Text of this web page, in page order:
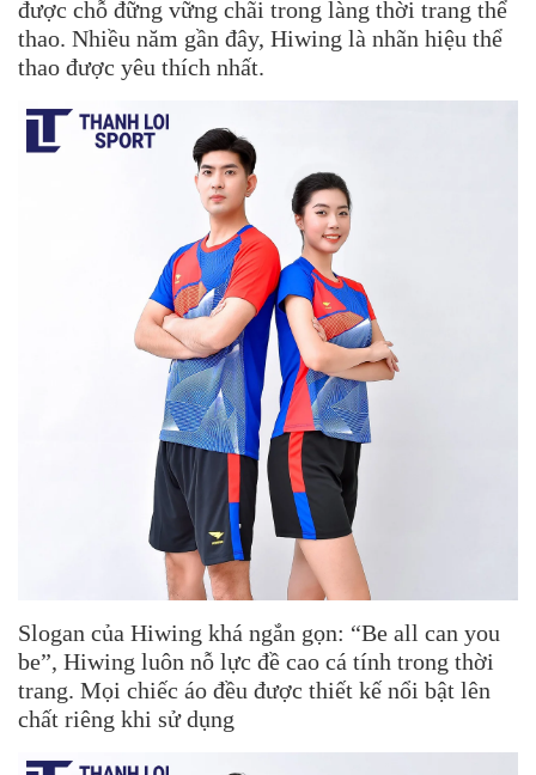
được chỗ đững vững chãi trong làng thời trang thể
thao. Nhiều năm gần đây, Hiwing là nhãn hiệu thể
thao được yêu thích nhất.
Slogan của Hiwing khá ngắn gọn: “Be all can you
be”, Hiwing luôn nỗ lực đề cao cá tính trong thời
trang. Mọi chiếc áo đều được thiết kế nổi bật lên
chất riêng khi sử dụng